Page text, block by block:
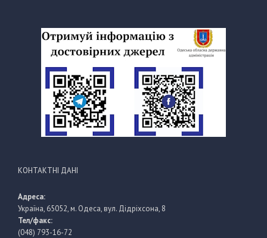
КОНТАКТНІ ДАНІ
Адреса:
Україна, 65052, м. Одеса, вул. Дідріхсона, 8
Тел/факс:
(048) 793-16-72